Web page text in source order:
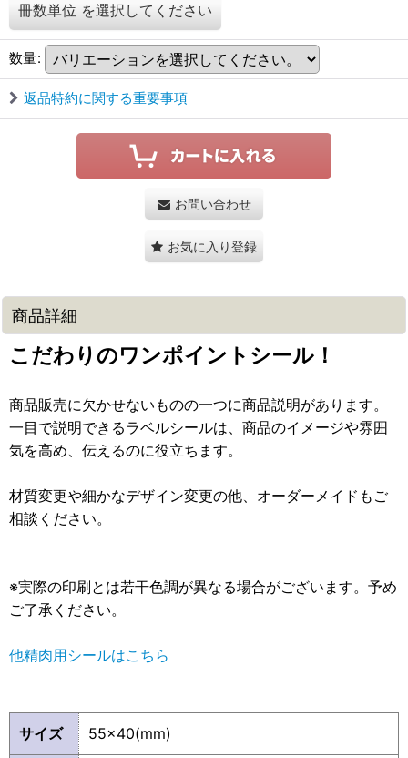
冊数単位 を選択してください
数量:
返品特約に関する重要事項
お問い合わせ
お気に入り登録
商品詳細
こだわりのワンポイントシール！
商品販売に欠かせないものの一つに商品説明があります。
一目で説明できるラベルシールは、商品のイメージや雰囲
気を高め、伝えるのに役立ちます。
材質変更や細かなデザイン変更の他、オーダーメイドもご
相談ください。
※実際の印刷とは若干色調が異なる場合がございます。予め
ご了承ください。
他精肉用シールはこちら
サイズ 55×40(mm)